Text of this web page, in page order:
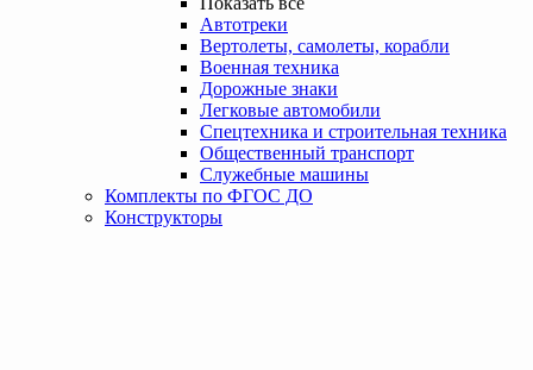
Автотреки
Вертолеты, самолеты, корабли
Военная техника
Дорожные знаки
Легковые автомобили
Спецтехника и строительная техника
Общественный транспорт
Служебные машины
Комплекты по ФГОС ДО
Конструкторы